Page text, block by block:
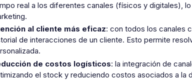
real a los diferentes canales (físicos y digitales),
al cliente más eficaz: con todos los canales
de interacciones de un cliente. Esto permite
de costos logísticos: la integración de
el stock y reduciendo costos asociados a la